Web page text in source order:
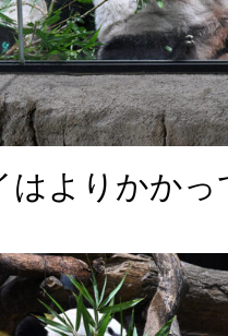
はよりかかっ